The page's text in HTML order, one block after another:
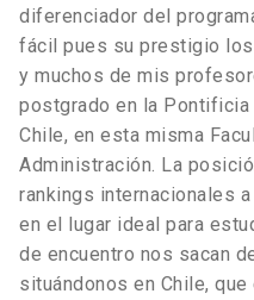
diferenciador del
fácil pues su prestigio
y muchos de mis
postgrado en la
Chile, en esta misma
Administración. La
rankings internacionales
en el lugar ideal para
de encuentro nos sacan
situándonos en Chile,